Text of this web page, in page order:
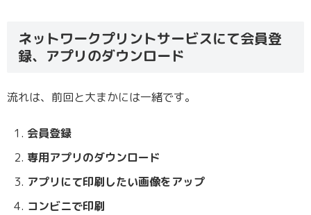
ネットワークプリントサービスにて会員登
録、アプリのダウンロード
流れは、前回と大まかには一緒です。
会員登録
専用アプリのダウンロード
アプリにて印刷したい画像をアップ
コンビニで印刷